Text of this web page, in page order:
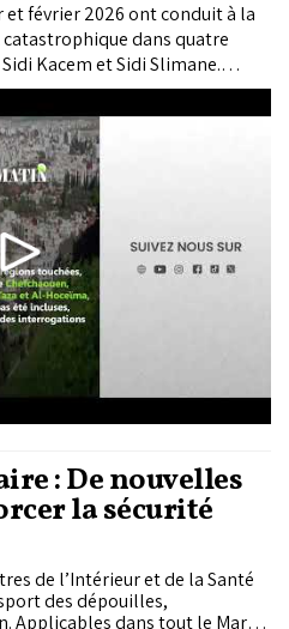
et février 2026 ont conduit à la
dans quatre
Kacem et Sidi Slimane.
Chefchaouen, Taounate,
été incluses, suscitant des
: De nouvelles
la sécurité
de l’Intérieur et de la Santé
des dépouilles,
Applicables dans tout le Maroc,